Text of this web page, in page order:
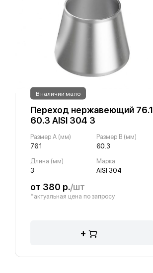
В наличии мало
Переход нержавеющий 76.1
60.3 AISI 304 3
Размер A (мм)
76.1
Размер B (мм)
60.3
Длина (мм)
3
Марка
AISI 304
от 380 р./шт
*актуальная цена по запросу
+